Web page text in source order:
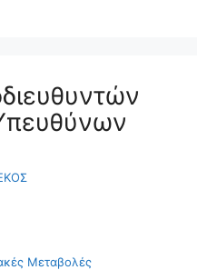
Μεταβολές